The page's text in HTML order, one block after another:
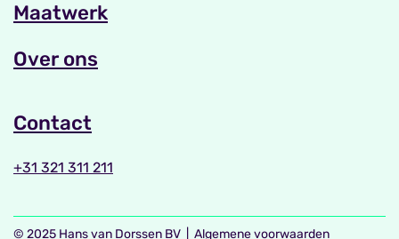
Maatwerk
Over ons
Contact
+31 321 311 211
© 2025 Hans van Dorssen BV | Algemene voorwaarden